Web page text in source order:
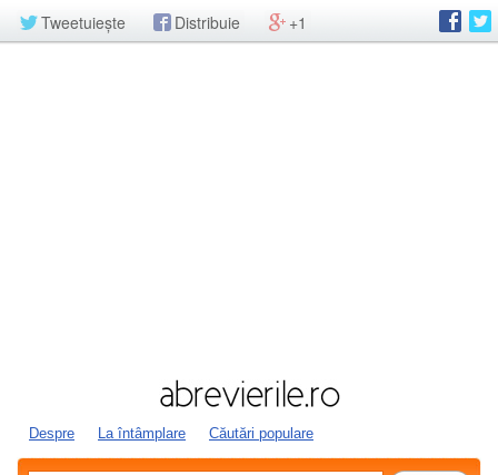
Tweetuiește Distribuie +1
Despre La întâmplare Căutări populare